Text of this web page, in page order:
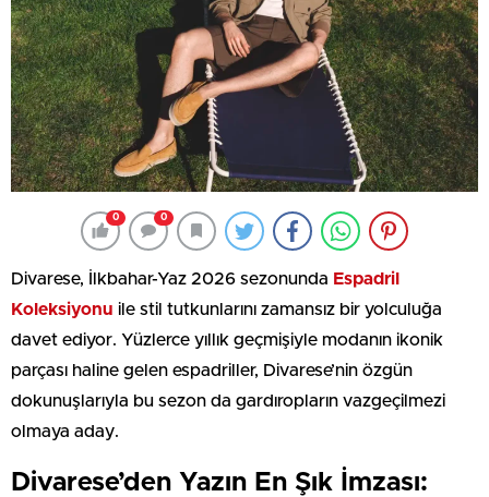
0 0
Divarese, İlkbahar-Yaz 2026 sezonunda Espadril
Koleksiyonu ile stil tutkunlarını zamansız bir yolculuğa
davet ediyor. Yüzlerce yıllık geçmişiyle modanın ikonik
parçası haline gelen espadriller, Divarese’nin özgün
dokunuşlarıyla bu sezon da gardıropların vazgeçilmezi
olmaya aday.
Divarese’den Yazın En Şık İmzası: